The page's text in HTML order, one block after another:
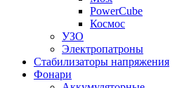
PowerCube
Космос
УЗО
Электропатроны
Стабилизаторы напряжения
Фонари